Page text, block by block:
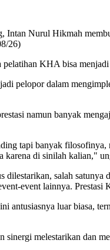
Nurul Hikmah
26)
KHA bisa
pelopor dalam
namun banyak
tapi banyak
karena di sinilah kalian,"
salah
event lainnya.
luar biasa,
sinergi melestarikan dan